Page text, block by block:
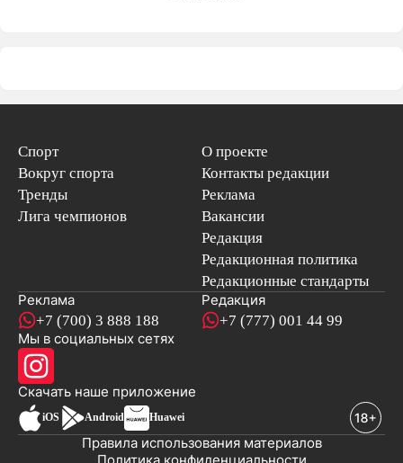
Спорт
Вокруг спорта
Тренды
Лига чемпионов
О проекте
Контакты редакции
Реклама
Вакансии
Редакция
Редакционная политика
Редакционные стандарты
Реклама
+7 (700) 3 888 188
Редакция
+7 (777) 001 44 99
Мы в социальных сетях
Скачать наше приложениеновостей
iOS Android Huawei
Правила использования материалов